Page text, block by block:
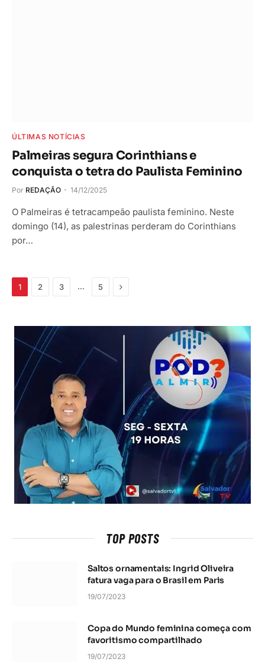
ÚLTIMAS NOTÍCIAS
Palmeiras segura Corinthians e
conquista o tetra do Paulista Feminino
Por REDAÇÃO 14/12/2025
O Palmeiras é tetracampeão paulista feminino. Neste
domingo (14), as palestrinas perderam do Corinthians
por…
1 2 3 … 5 Próximo
TOP POSTS
Saltos ornamentais: Ingrid Oliveira
fatura vaga para o Brasil em Paris
19/07/2023
Copa do Mundo feminina começa com
favoritismo compartilhado
19/07/2023